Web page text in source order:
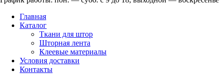
Главная
Каталог
Ткани для штор
Шторная лента
Клеевые материалы
Условия доставки
Контакты